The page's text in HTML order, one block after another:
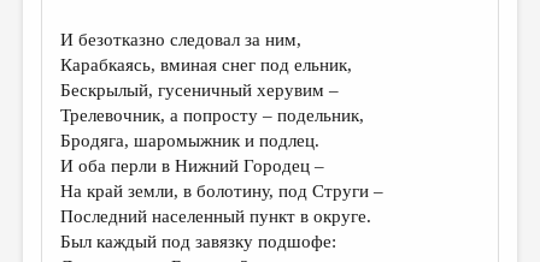
И безотказно следовал за ним,
Карабкаясь, вминая снег под ельник,
Бескрылый, гусеничный херувим –
Трелевочник, а попросту – подельник,
Бродяга, шаромыжник и подлец.
И оба перли в Нижний Городец –
На край земли, в болотину, под Струги –
Последний населенный пункт в округе.
Был каждый под завязку подшофе: